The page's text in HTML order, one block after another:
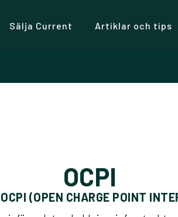
Sälja Current Artiklar och tips
OCPI
(OPEN CHARGE POINT